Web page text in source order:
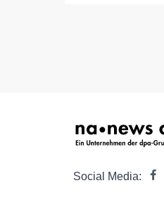
Social Media: